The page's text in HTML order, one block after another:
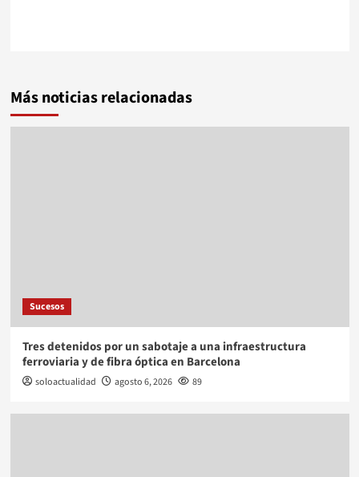
Más noticias relacionadas
Sucesos
Tres detenidos por un sabotaje a una infraestructura
ferroviaria y de fibra óptica en Barcelona
soloactualidad agosto 6, 2026 89